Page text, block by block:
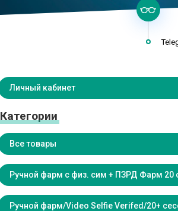
Личный кабинет
Категории
Все товары
Ручной фарм с физ. сим + ПЗРД Фарм 20
Ручной фарм/Video Selfie Verifed/20+